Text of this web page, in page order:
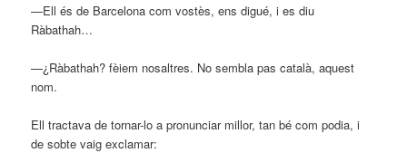
—Ell és de Barcelona com vostès, ens digué, i es diu
Ràbathah…
—¿Ràbathah? fèiem nosaltres. No sembla pas català, aquest
nom.
Ell tractava de tornar-lo a pronunciar millor, tan bé com podia, i
de sobte vaig exclamar: